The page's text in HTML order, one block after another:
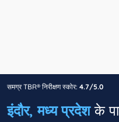
समग्र TBR® निरीक्षण स्कोर: 4.7/5.0
इंदौर, मध्य प्रदेशके